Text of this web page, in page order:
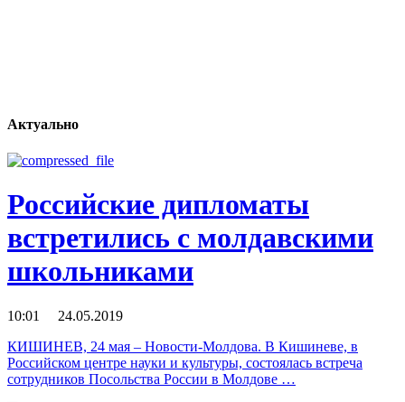
Актуально
Российские дипломаты
встретились с молдавскими
школьниками
10:01 24.05.2019
КИШИНЕВ, 24 мая – Новости-Молдова. В Кишиневе, в
Российском центре науки и культуры, состоялась встреча
сотрудников Посольства России в Молдове …